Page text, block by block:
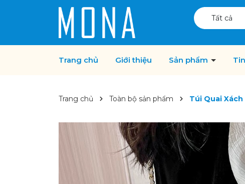
Tất cả
Trang chủ Giới thiệu Sản phẩm
Trang chủ Toàn bộ sản phẩm Túi Quai